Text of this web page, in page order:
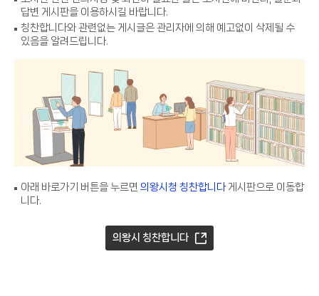
답변 게시판을 이용하시길 바랍니다.
칭찬합니다와 관련없는 게시글은 관리자에 의해 예고없이 삭제될 수
있음을 알려드립니다.
아래 바로가기 버튼을 누르면 의왕시청 칭찬합니다게시판으로 이동합
니다.
의왕시 칭찬합니다